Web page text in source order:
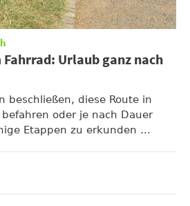
Urlaub ganz nach
beschließen, diese Route in
oder je nach Dauer
Etappen zu erkunden ...